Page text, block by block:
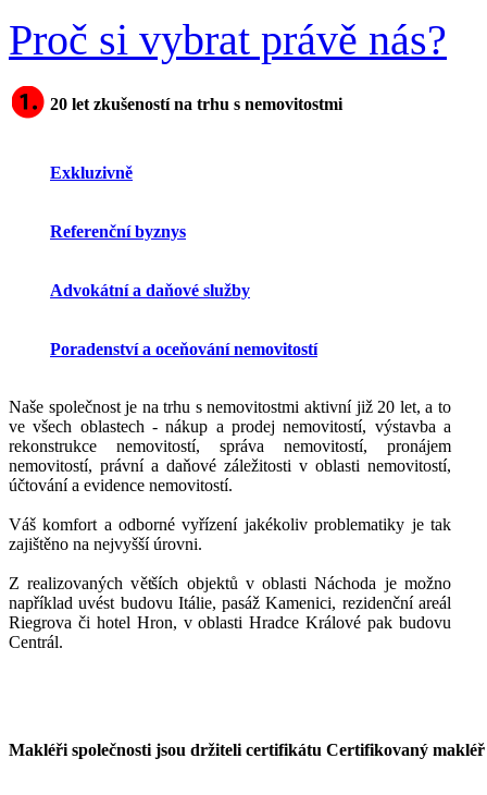
Proč si vybrat právě nás?
20 let zkušeností na trhu s nemovitostmi
Exkluzivně
Referenční byznys
Advokátní a daňové služby
Poradenství a oceňování nemovitostí
Naše společnost je na trhu s nemovitostmi aktivní již 20 let, a to
ve všech oblastech - nákup a prodej nemovitostí, výstavba a
rekonstrukce nemovitostí, správa nemovitostí, pronájem
nemovitostí, právní a daňové záležitosti v oblasti nemovitostí,
účtování a evidence nemovitostí.
Váš komfort a odborné vyřízení jakékoliv problematiky je tak
zajištěno na nejvyšší úrovni.
Z realizovaných větších objektů v oblasti Náchoda je možno
například uvést budovu Itálie, pasáž Kamenici, rezidenční areál
Riegrova či hotel Hron, v oblasti Hradce Králové pak budovu
Centrál.
Makléři společnosti jsou držiteli certifikátu Certifikovaný makléř